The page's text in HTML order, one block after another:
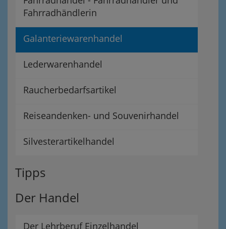
Fahrradhändlerin
Galanteriewarenhandel
Lederwarenhandel
Raucherbedarfsartikel
Reiseandenken- und Souvenirhandel
Silvesterartikelhandel
Tipps
Der Handel
Der Lehrberuf Einzelhandel